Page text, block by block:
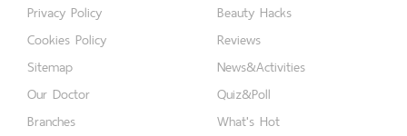
Privacy Policy
Cookies Policy
Sitemap
Our Doctor
Branches
Beauty Hacks
Reviews
News&Activities
Quiz&Poll
What's Hot